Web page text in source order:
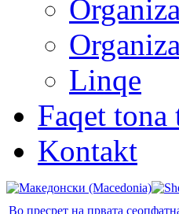
Linqe
Faqet
Kontakt
Во пресрет на првата